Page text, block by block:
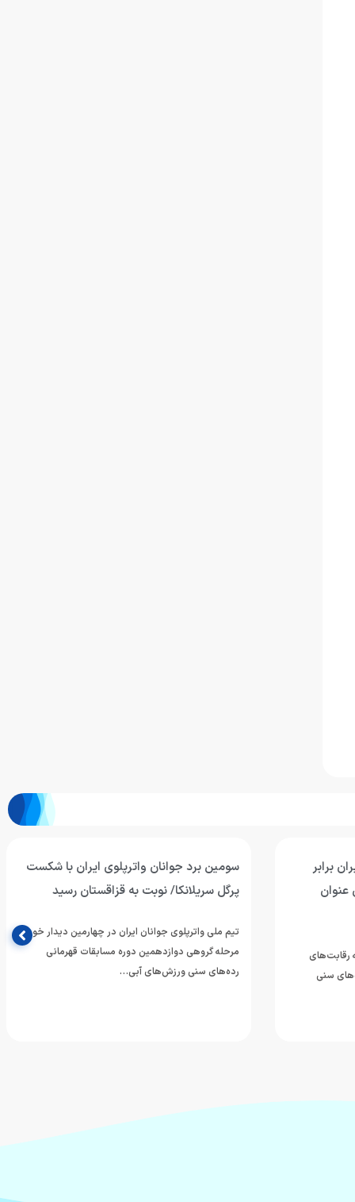
برابر
عنوان
رقابت‌های
سنی
سومین برد جوانان واترپلوی ایران با شکست
پرگل سریلانکا/ نوبت به قزاقستان رسید
تیم ملی واترپلوی جوانان ایران در چهارمین دیدار خود از
مرحله گروهی دوازدهمین دوره مسابقات قهرمانی
رده‌های سنی ورزش‌های آبی…